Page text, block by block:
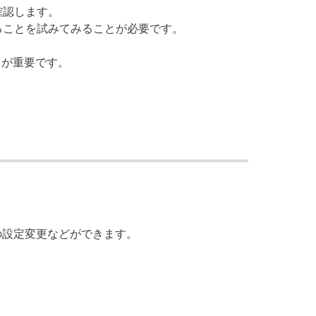
します。
とを試みてみることが必要です。
重要です。
定変更などができます。